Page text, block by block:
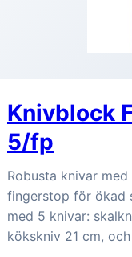
Knivblock
5/fp
Robusta knivar
fingerstop för ökad
med 5 knivar:
kökskniv 21 cm,